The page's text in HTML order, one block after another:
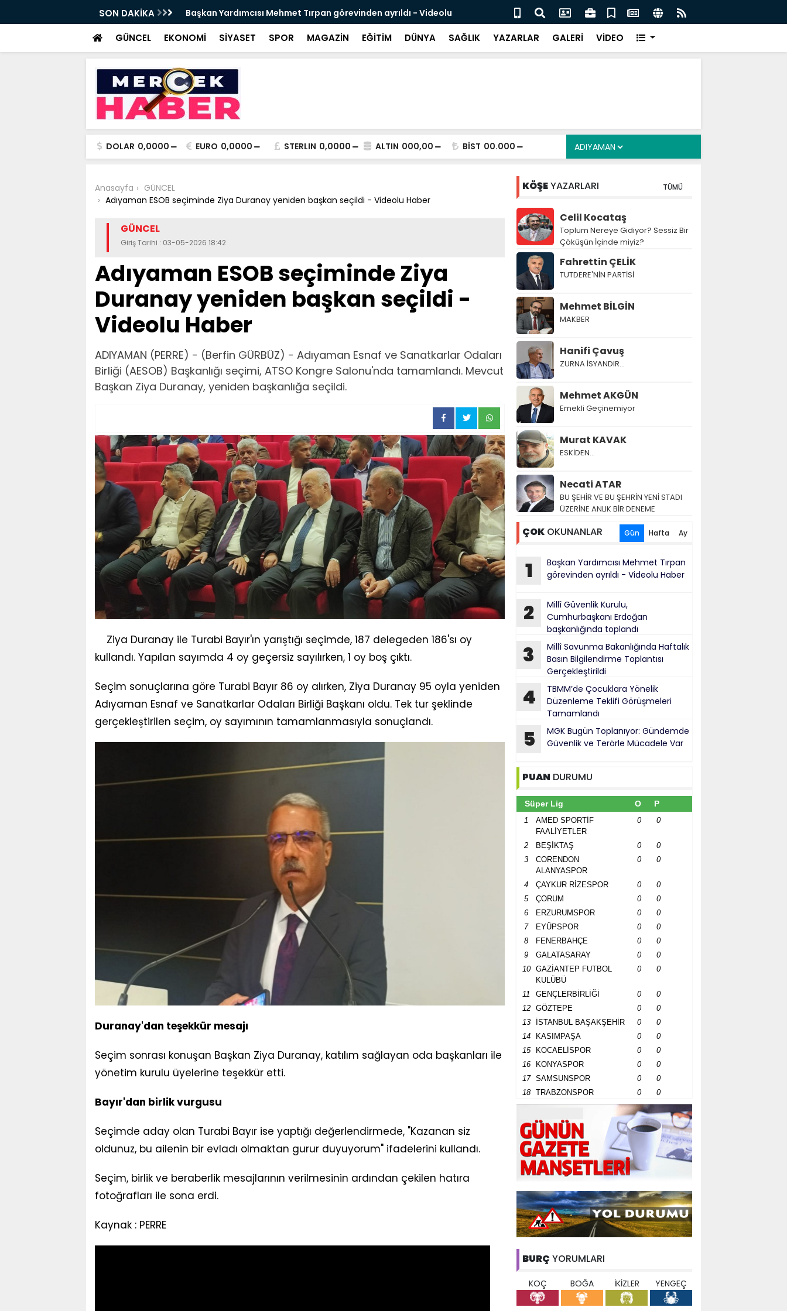
SON DAKİKA
Tırpan görevinden ayrıldı - Videolu Cevdet Yılmaz: Nitelikli İnsan Kaynağı İçin Milli Yetkinlik Hamlesi
TBMM’de Çocuklara Yönelik Düzenleme Teklifi Görüşmeleri
Tamamlandı
GÜNCEL EKONOMİ SİYASET SPOR MAGAZİN EĞİTİM DÜNYA SAĞLIK YAZARLAR GALERİ VİDEO
DOLAR 0,0000 EURO 0,0000 STERLIN 0,0000 ALTIN 000,00 BİST 00.000
Anasayfa
GÜNCEL
Adıyaman ESOB seçiminde Ziya Duranay yeniden başkan seçildi - Videolu Haber
GÜNCEL
Giriş Tarihi : 03-05-2026 18:42
Adıyaman ESOB seçiminde Ziya
Duranay yeniden başkan seçildi -
Videolu Haber
ADIYAMAN (PERRE) - (Berfin GÜRBÜZ) - Adıyaman Esnaf ve Sanatkarlar Odaları
Birliği (AESOB) Başkanlığı seçimi, ATSO Kongre Salonu'nda tamamlandı. Mevcut
Başkan Ziya Duranay, yeniden başkanlığa seçildi.
Ziya Duranay ile Turabi Bayır'ın yarıştığı seçimde, 187 delegeden 186'sı oy
kullandı. Yapılan sayımda 4 oy geçersiz sayılırken, 1 oy boş çıktı.
Seçim sonuçlarına göre Turabi Bayır 86 oy alırken, Ziya Duranay 95 oyla yeniden
Adıyaman Esnaf ve Sanatkarlar Odaları Birliği Başkanı oldu. Tek tur şeklinde
gerçekleştirilen seçim, oy sayımının tamamlanmasıyla sonuçlandı.
Duranay'dan teşekkür mesajı
Seçim sonrası konuşan Başkan Ziya Duranay, katılım sağlayan oda başkanları ile
yönetim kurulu üyelerine teşekkür etti.
Bayır'dan birlik vurgusu
Seçimde aday olan Turabi Bayır ise yaptığı değerlendirmede, "Kazanan siz
oldunuz, bu ailenin bir evladı olmaktan gurur duyuyorum" ifadelerini kullandı.
Seçim, birlik ve beraberlik mesajlarının verilmesinin ardından çekilen hatıra
fotoğrafları ile sona erdi.
Kaynak : PERRE
KÖŞEYAZARLARI TÜMÜ
Celil Kocataş
Toplum Nereye Gidiyor? Sessiz Bir
Çöküşün İçinde miyiz?
Fahrettin ÇELİK
TUTDERE'NİN PARTİSİ
Mehmet BİLGİN
MAKBER
Hanifi Çavuş
ZURNA İSYANDIR...
Mehmet AKGÜN
Emekli Geçinemiyor
Murat KAVAK
ESKİDEN...
Necati ATAR
BU ŞEHİR VE BU ŞEHRİN YENİ STADI
ÜZERİNE ANLIK BİR DENEME
ÇOK OKUNANLAR Gün Hafta Ay
1
Başkan Yardımcısı Mehmet Tırpan
görevinden ayrıldı - Videolu Haber
2
Millî Güvenlik Kurulu,
Cumhurbaşkanı Erdoğan
başkanlığında toplandı
3
Millî Savunma Bakanlığında Haftalık
Basın Bilgilendirme Toplantısı
Gerçekleştirildi
4
TBMM’de Çocuklara Yönelik
Düzenleme Teklifi Görüşmeleri
Tamamlandı
5
MGK Bugün Toplanıyor: Gündemde
Güvenlik ve Terörle Mücadele Var
PUAN DURUMU
Süper Lig O P
1
AMED SPORTİF
FAALİYETLER
0 0
2 BEŞİKTAŞ 0
0
3
CORENDON
ALANYASPOR
0 0
4 ÇAYKUR RİZESPOR 0
0
5
ÇORUM 0
0
6
ERZURUMSPOR 0
0
7
EYÜPSPOR 0
0
8
FENERBAHÇE 0
0
9
GALATASARAY 0
0
10
GAZİANTEP FUTBOL
KULÜBÜ
0 0
11 GENÇLERBİRLİĞİ 0
0
12
GÖZTEPE 0
0
13
İSTANBUL BAŞAKŞEHİR 0
0
14
KASIMPAŞA 0
0
15
KOCAELİSPOR 0
0
16
KONYASPOR 0
0
17
SAMSUNSPOR 0
0
18
TRABZONSPOR 0 0
BURÇ YORUMLARI
KOÇ BOĞA İKİZLER YENGEÇ